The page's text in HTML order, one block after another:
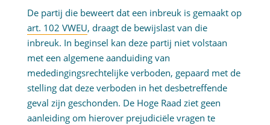
De partij die beweert dat een inbreuk is gemaakt op
art. 102 VWEU, draagt de bewijslast van die
inbreuk. In beginsel kan deze partij niet volstaan
met een algemene aanduiding van
mededingingsrechtelijke verboden, gepaard met de
stelling dat deze verboden in het desbetreffende
geval zijn geschonden. De Hoge Raad ziet geen
aanleiding om hierover prejudiciële vragen te